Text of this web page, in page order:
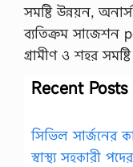
সমষ্টি উন্নয়ন,
ব্যতিক্রম সাজেশন
গ্রামীণ ও শহর
Recent Posts
সিভিল সার্জনের
স্বাস্থ্য সহকারী